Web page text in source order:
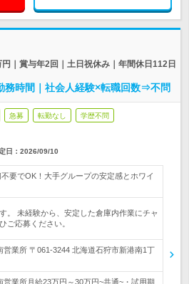
｜賞与年2回｜土日祝休み｜年間休日112日
務時間｜社会人経験×転職回数⇒不問
急募 転勤なし 学歴不問
日： 2026/09/10
不要でOK！大手グループの安定感とホワイ
。 未経験から、安定した倉庫内作業にチャ
ご応募ください。
営業所 〒061-3244 北海道石狩市新港南1丁
業所月給23万円～30万円~共通~・試用期